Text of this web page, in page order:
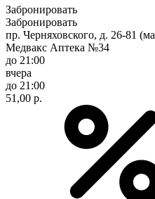
Забронировать
Забронировать
пр. Черняховского, д. 26-81
Медвакс Аптека №34
до 21:00
вчера
до 21:00
51,00 р.